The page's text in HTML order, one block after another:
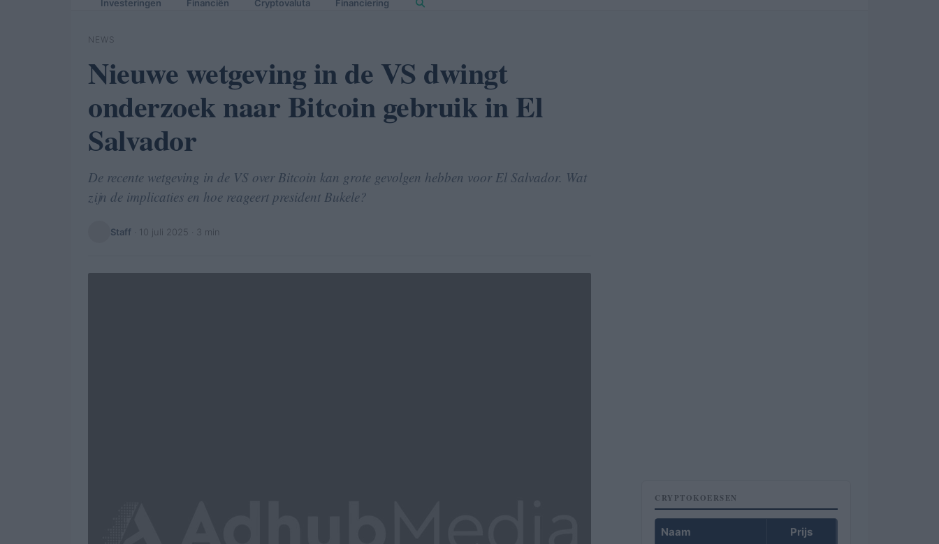
Investeringen Financiën Cryptovaluta Financiering
NEWS
Nieuwe wetgeving in de VS dwingt
onderzoek naar Bitcoin gebruik in El
Salvador
De recente wetgeving in de VS over Bitcoin kan grote gevolgen hebben voor El Salvador. Wat
zijn de implicaties en hoe reageert president Bukele?
Staff 10 juli 2025 · 3 min
CRYPTOKOERSEN
Naam Prijs